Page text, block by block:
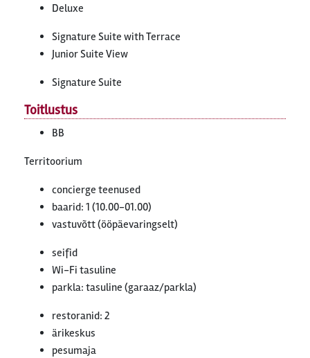
Deluxe
Signature Suite with Terrace
Junior Suite View
Signature Suite
Toitlustus
BB
Territoorium
concierge teenused
baarid: 1 (10.00-01.00)
vastuvõtt (ööpäevaringselt)
seifid
Wi-Fi tasuline
parkla: tasuline (garaaz/parkla)
restoranid: 2
ärikeskus
pesumaja